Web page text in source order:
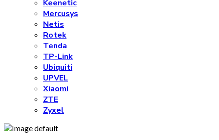
Keenetic
Mercusys
Netis
Rotek
Tenda
TP-Link
Ubiquiti
UPVEL
Xiaomi
ZTE
Zyxel